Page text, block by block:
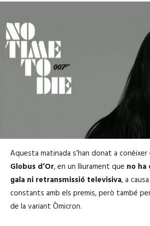
Aquesta matinada s’han donat a
Globus d’Or, en un lliurament que no
gala ni retransmissió televisiva, a
constants amb els premis, però també
de la variant Òmicron.